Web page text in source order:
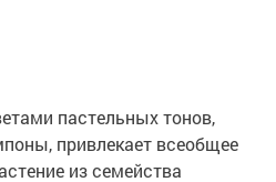
пастельных тонов,
привлекает всеобщее
из семейства